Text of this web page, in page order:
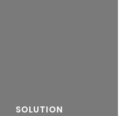
SOLUTION